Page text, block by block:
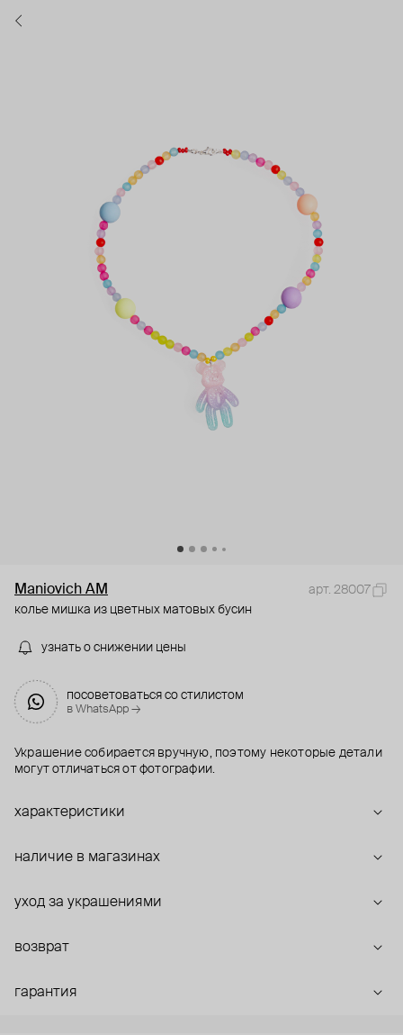
Maniovich AM
арт. 28007
колье мишка из цветных матовых бусин
узнать о снижении цены
посоветоваться со стилистом
в WhatsApp →
Украшение собирается вручную, поэтому некоторые детали
могут отличаться от фотографии.
характеристики
наличие в магазинах
уход за украшениями
возврат
гарантия